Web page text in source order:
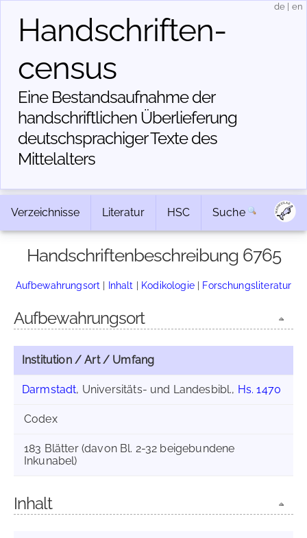
Handschriften­
census
Eine Bestandsaufnahme der
handschriftlichen Über­lieferung
deutschsprachiger Texte des
Mittelalters
de en
Verzeichnisse Literatur HSC Suche
Handschriftenbeschreibung 6765
Aufbewahrungsort | Inhalt | Kodikologie| Forschungsliteratur
Aufbewahrungsort
Institution / Art / Umfang
Darmstadt, Universitäts- und Landesbibl., Hs. 1470
Codex
183 Blätter (davon Bl. 2-32 beigebundene
Inkunabel)
Inhalt